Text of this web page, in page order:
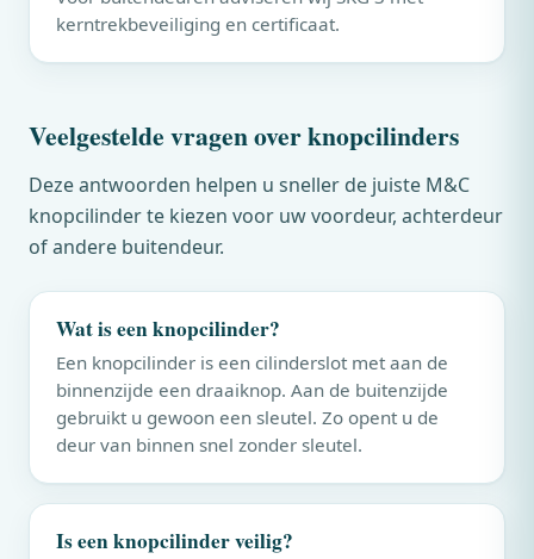
kerntrekbeveiliging en certificaat.
Veelgestelde vragen over knopcilinders
Deze antwoorden helpen u sneller de juiste M&C
knopcilinder te kiezen voor uw voordeur, achterdeur
of andere buitendeur.
Wat is een knopcilinder?
Een knopcilinder is een cilinderslot met aan de
binnenzijde een draaiknop. Aan de buitenzijde
gebruikt u gewoon een sleutel. Zo opent u de
deur van binnen snel zonder sleutel.
Is een knopcilinder veilig?